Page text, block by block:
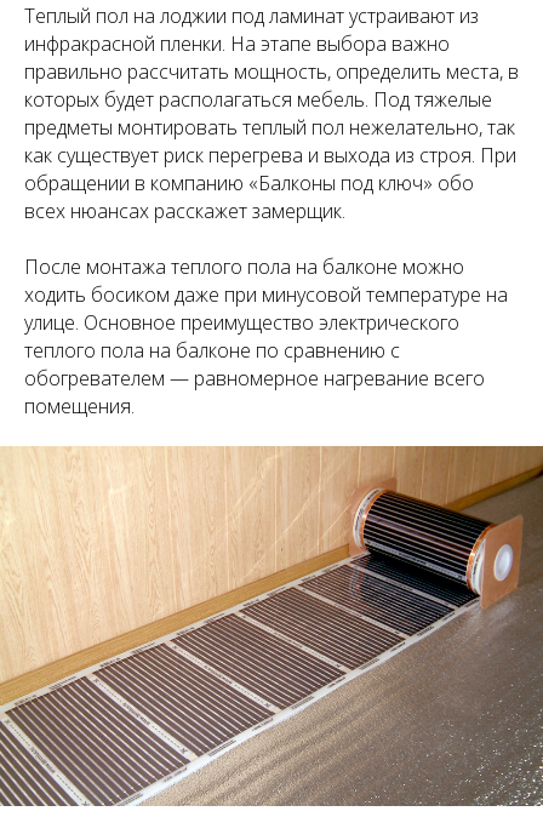
Теплый пол на лоджии под ламинат устраивают из
инфракрасной пленки. На этапе выбора важно
правильно рассчитать мощность, определить места, в
которых будет располагаться мебель. Под тяжелые
предметы монтировать теплый пол нежелательно, так
как существует риск перегрева и выхода из строя. При
обращении в компанию «Балконы под ключ» обо
всех нюансах расскажет замерщик.
После монтажа теплого пола на балконе можно
ходить босиком даже при минусовой температуре на
улице. Основное преимущество электрического
теплого пола на балконе по сравнению с
обогревателем — равномерное нагревание всего
помещения.